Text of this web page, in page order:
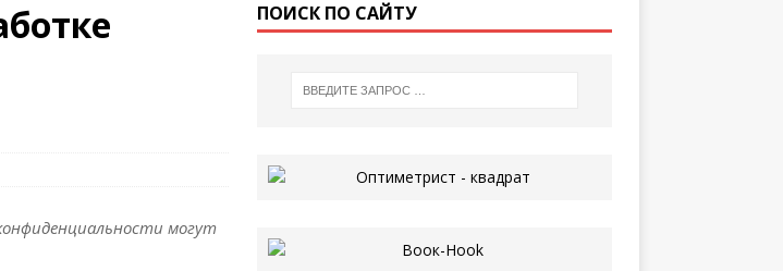
могут
ПОИСК ПО САЙТУ